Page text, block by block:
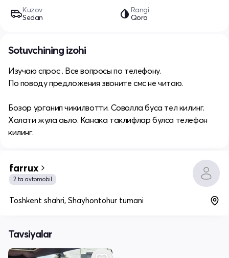
Kuzov
Sedan
Rangi
Qora
Sotuvchining izohi
Изучаю спрос . Все вопросы по телефону.
По поводу предложения звоните смс не читаю.
Бозор урганип чикилвотти. Соволла буса тел килинг.
Холати жула аьло. Канака таклифлар булса телефон
килинг.
farrux
2 ta avtomobil
Toshkent shahri, Shayhontohur tumani
Tavsiyalar